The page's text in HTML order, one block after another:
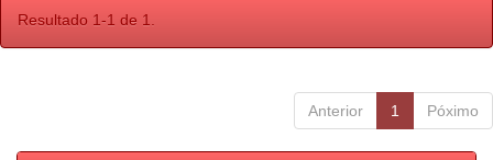
Resultado 1-1 de 1.
Anterior 1 Póximo